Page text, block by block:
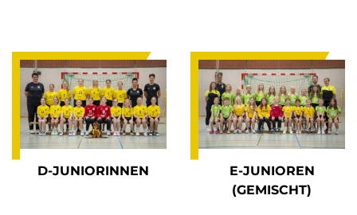
D-JUNIORINNEN
E-JUNIOREN
(GEMISCHT)